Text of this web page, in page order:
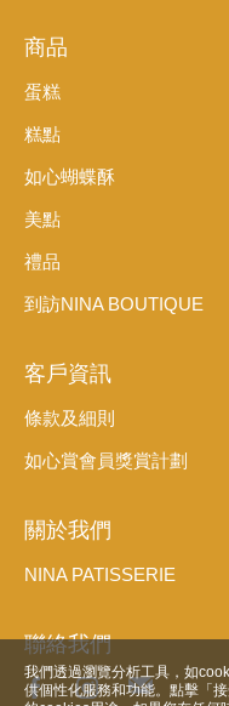
商品
蛋糕
糕點
如心蝴蝶酥
美點
禮品
到訪NINA BOUTIQUE
客戶資訊
條款及細則
如心賞會員獎賞計劃
關於我們
NINA PATISSERIE
聯絡我們
我們透過瀏覽分析工具，如
供個性化服務和功能。點擊「